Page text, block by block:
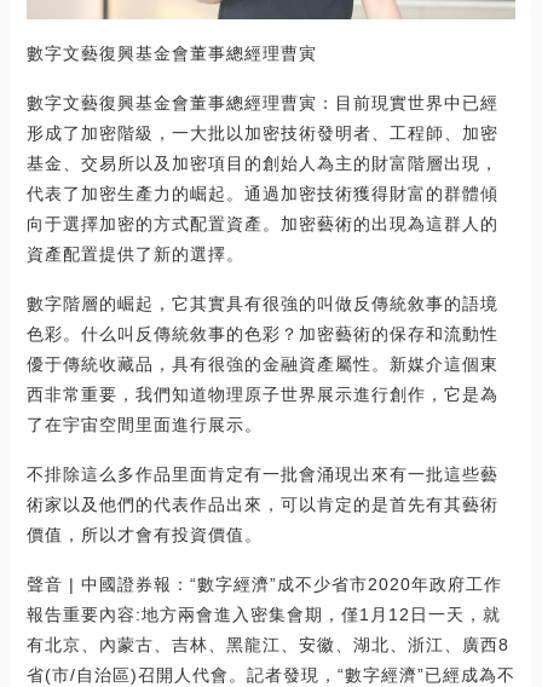
數字文藝復興基金會董事總經理曹寅
數字文藝復興基金會董事總經理曹寅：目前現實世界中已經
形成了加密階級，一大批以加密技術發明者、工程師、加密
基金、交易所以及加密項目的創始人為主的財富階層出現，
代表了加密生產力的崛起。通過加密技術獲得財富的群體傾
向于選擇加密的方式配置資產。加密藝術的出現為這群人的
資產配置提供了新的選擇。
數字階層的崛起，它其實具有很強的叫做反傳統敘事的語境
色彩。什么叫反傳統敘事的色彩？加密藝術的保存和流動性
優于傳統收藏品，具有很強的金融資產屬性。新媒介這個東
西非常重要，我們知道物理原子世界展示進行創作，它是為
了在宇宙空間里面進行展示。
不排除這么多作品里面肯定有一批會涌現出來有一批這些藝
術家以及他們的代表作品出來，可以肯定的是首先有其藝術
價值，所以才會有投資價值。
聲音 | 中國證券報：“數字經濟”成不少省市2020年政府工作
報告重要內容:地方兩會進入密集會期，僅1月12日一天，就
有北京、內蒙古、吉林、黑龍江、安徽、湖北、浙江、廣西8
省(市/自治區)召開人代會。記者發現，“數字經濟”已經成為不